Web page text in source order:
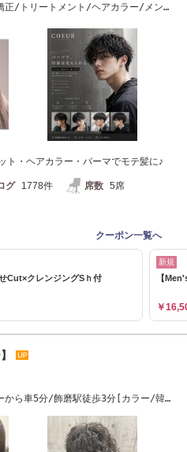
正/トリートメント/ヘアカラー/メン
ト・ヘアカラー・パーマでモテ髪に♪
グ 1778件 席数 5席
クーポン一覧へ
Cut×クレンジングSｈ付
新規
【
￥
から車5分/飾磨駅徒歩3分[カラー/韓